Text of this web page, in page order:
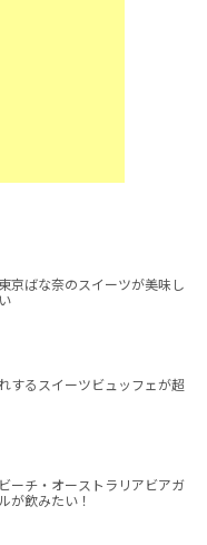
京ばな奈のスイーツが美味し
するスイーツビュッフェが超
ーチ・オーストラリアビアガ
が飲みたい！